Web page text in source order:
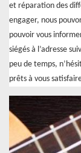
et réparation des
engager, nous
pouvoir vous
siégés à l’adresse
peu de temps,
prêts à vous